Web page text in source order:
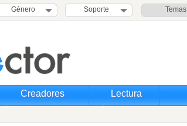
Género Soporte Temas
Creadores Lectura